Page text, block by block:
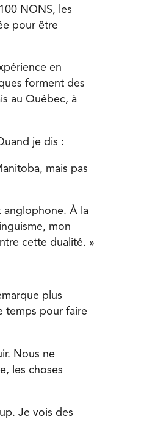
NONS, les
pour être
en
forment des
au Québec, à
je dis :
mais pas
anglophone. À la
mon
cette dualité. »
plus
temps pour faire
Nous ne
les choses
Je vois des